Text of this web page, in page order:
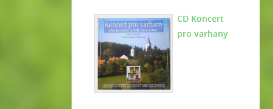
CD Koncert
pro varhany